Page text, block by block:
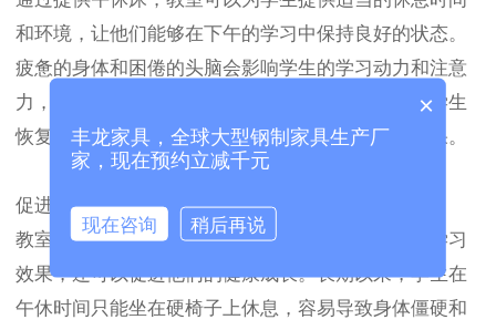
和环境，让他们能够在下午的学习中保持良好的状态。
疲惫的身体和困倦的头脑会影响学生的学习动力和注意
力，导致学习效果的下降。而充足的休息可以帮助学生
恢复体力和精神，更好地集中注意力，提高学习效果。
促进学生健康成长
教室放学生午休床不仅可以改善学生的休息质量和学习
效果，还可以促进他们的健康成长。长期以来，学生在
午休时间只能坐在硬椅子上休息，容易导致身体僵硬和
×
丰龙家具，全球大型钢制家具生产厂
家，现在预约立减千元
现在咨询 稍后再说